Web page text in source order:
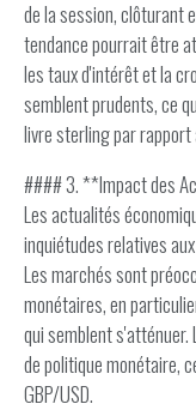
de la session, clôturant
tendance pourrait être
les taux d'intérêt et la
semblent prudents, ce
livre sterling par rapport
#### 3. **Impact des
Les actualités
inquiétudes relatives
Les marchés sont
monétaires, en
qui semblent
de politique monétaire,
GBP/USD.